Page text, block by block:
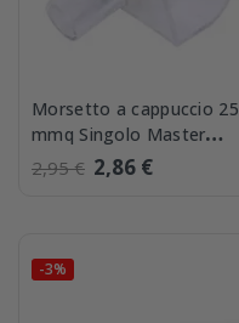
Morsetto a cappuccio 25
mmq Singolo Master
MM250
2,95 € 2,86 €
-3%